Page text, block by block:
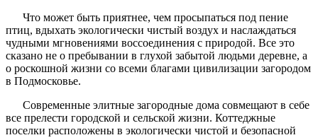
Что может быть приятнее, чем просыпаться под пение
птиц, вдыхать экологически чистый воздух и наслаждаться
чудными мгновениями воссоединения с природой. Все это
сказано не о пребывании в глухой забытой людьми деревне, а
о роскошной жизни со всеми благами цивилизации загородом
в Подмосковье.
Современные элитные загородные дома совмещают в себе
все прелести городской и сельской жизни. Коттеджные
поселки расположены в экологически чистой и безопасной